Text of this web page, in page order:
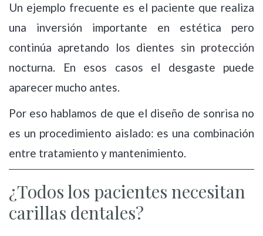
Un ejemplo frecuente es el paciente que realiza
una inversión importante en estética pero
continúa apretando los dientes sin protección
nocturna. En esos casos el desgaste puede
aparecer mucho antes.
Por eso hablamos de que el diseño de sonrisa no
es un procedimiento aislado: es una combinación
entre tratamiento y mantenimiento.
¿Todos los pacientes necesitan
carillas dentales?